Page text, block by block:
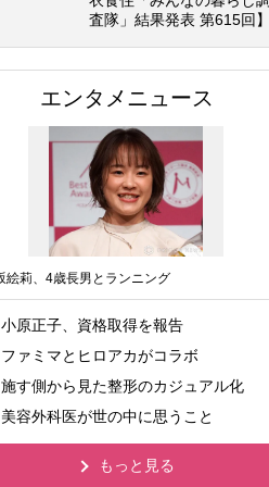
査隊」結果発表 第615回】
エンタメニュース
絵莉、4歳長男とランニング
小原正子、資格取得を報告
ファミマとヒロアカがコラボ
施す側から見た整形のカジュアル化
美容外科医が世の中に思うこと
もっと見る